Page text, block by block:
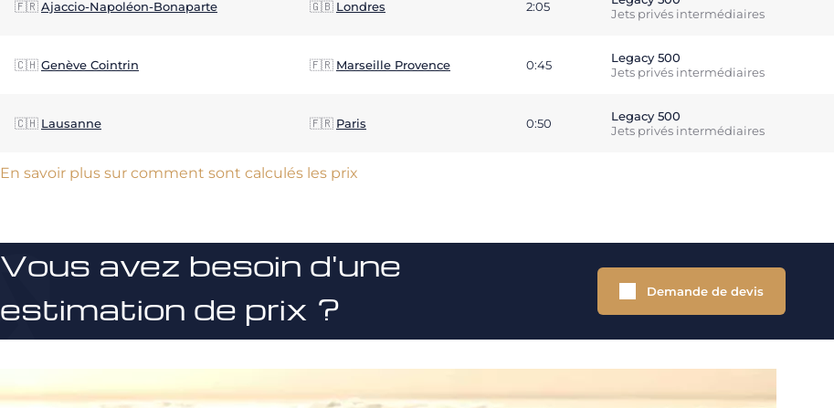
🇫🇷Ajaccio-Napoléon-Bonaparte 🇬🇧 Londres 2:05
Jets privés intermédiaires
🇨🇭Genève Cointrin 🇫🇷 Marseille Provence 0:45
Legacy 500
Jets privés intermédiaires
🇨🇭 Lausanne 🇫🇷 Paris 0:50
Legacy 500
Jets privés intermédiaires
En savoir plus sur comment sont calculés les prix
Vous avez besoin d'une
estimation de prix ?
Demande de devis